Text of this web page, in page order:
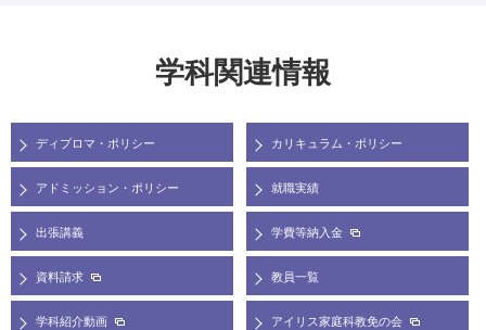
学科関連情報
ディプロマ・ポリシー カリキュラム・ポリシー
アドミッション・ポリシー 就職実績
出張講義 学費等納入金
資料請求 教員一覧
学科紹介動画 アイリス家庭科教免の会